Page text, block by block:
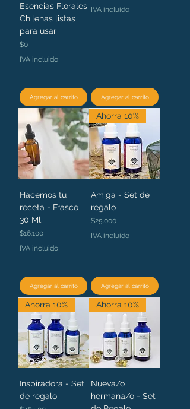
Esencias Florales
Chilenas listas
para usar
Precio
$0
IVA incluido
Agregar al carrito
IVA incluido
Agregar al carrito
Hacemos tu
receta - Frasco
30 Ml.
Precio
$16.100
IVA incluido
Agregar al carrito
Ahorra 10%
Amiga - Set de
regalo
Precio
$25.000
IVA incluido
Agregar al carrito
Ahorra 10%
Inspiradora - Set
de regalo
Ahorra 10%
Nueva/o
hermana/o - Set